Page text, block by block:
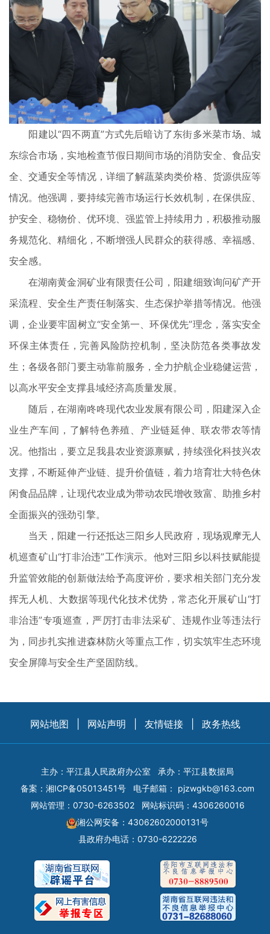
阳建以“四不两直”方式先后暗访了东街多米菜市场、城
东综合市场，实地检查节假日期间市场的消防安全、食品安
全、交通安全等情况，详细了解蔬菜肉类价格、货源供应等
情况。他强调，要持续完善市场运行长效机制，在保供应、
护安全、稳物价、优环境、强监管上持续用力，积极推动服
务规范化、精细化，不断增强人民群众的获得感、幸福感、
安全感。
在湖南黄金洞矿业有限责任公司，阳建细致询问矿产开
采流程、安全生产责任制落实、生态保护举措等情况。他强
调，企业要牢固树立“安全第一、环保优先”理念，落实安全
环保主体责任，完善风险防控机制，坚决防范各类事故发
生；各级各部门要主动靠前服务，全力护航企业稳健运营，
以高水平安全支撑县域经济高质量发展。
随后，在湖南咚咚现代农业发展有限公司，阳建深入企
业生产车间，了解特色养殖、产业链延伸、联农带农等情
况。他指出，要立足我县农业资源禀赋，持续强化科技兴农
支撑，不断延伸产业链、提升价值链，着力培育壮大特色休
闲食品品牌，让现代农业成为带动农民增收致富、助推乡村
全面振兴的强劲引擎。
当天，阳建一行还抵达三阳乡人民政府，现场观摩无人
机巡查矿山“打非治违”工作演示。他对三阳乡以科技赋能提
升监管效能的创新做法给予高度评价，要求相关部门充分发
挥无人机、大数据等现代化技术优势，常态化开展矿山“打
非治违”专项巡查，严厉打击非法采矿、违规作业等违法行
为，同步扎实推进森林防火等重点工作，切实筑牢生态环境
安全屏障与安全生产坚固防线。
网站地图 网站声明 友情链接 政务热线
主办：平江县人民政府办公室
承办：平江县数据局
备案： 湘ICP备05013451号 电子邮箱： pjzwgkb@163.com
网站管理：0730-6263502
网站标识码：4306260016
湘公网安备：43062602000131号
县政府办电话：0730-6222226